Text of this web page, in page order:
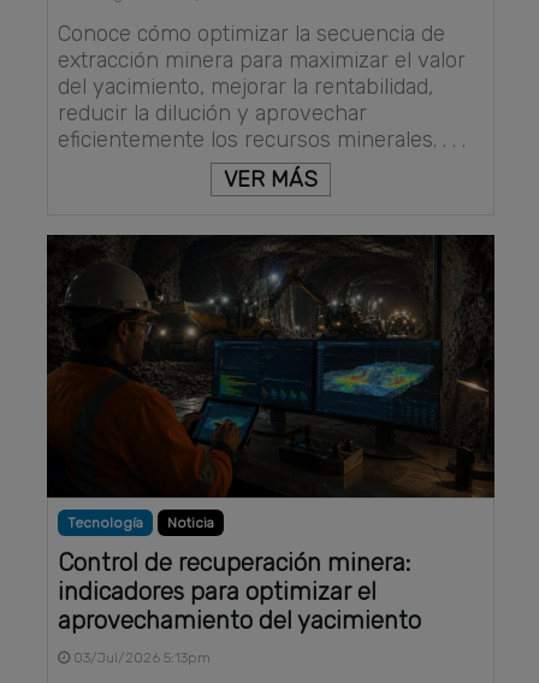
Conoce cómo optimizar la secuencia de
extracción minera para maximizar el valor
del yacimiento, mejorar la rentabilidad,
reducir la dilución y aprovechar
eficientemente los recursos minerales. . . .
VER MÁS
Tecnología Noticia
Control de recuperación minera:
indicadores para optimizar el
aprovechamiento del yacimiento
03/Jul/2026 5:13pm